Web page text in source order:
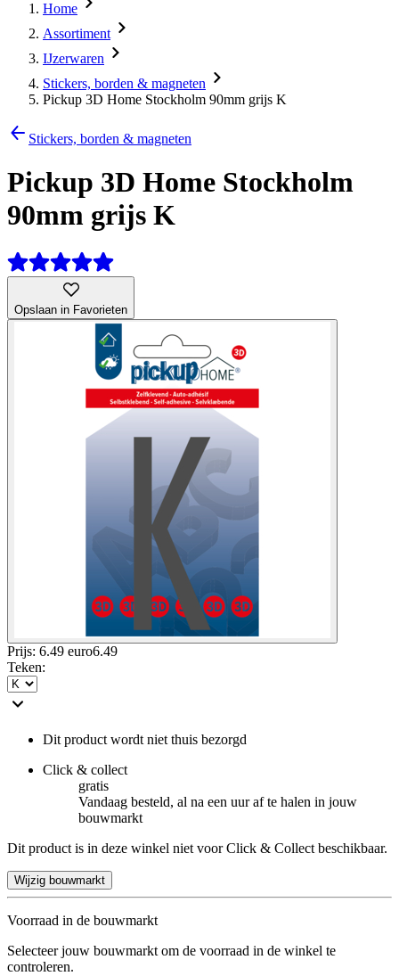
Home
Assortiment
IJzerwaren
Stickers, borden & magneten
Pickup 3D Home Stockholm 90mm grijs K
Stickers, borden & magneten
Pickup 3D Home Stockholm
90mm grijs K
Opslaan in Favorieten
Prijs: 6.49 euro6.49
Teken:
Dit product wordt niet thuis bezorgd
Click & collect
gratis
Vandaag besteld, al na een uur af te halen in jouw
bouwmarkt
Dit product is in deze winkel niet voor Click & Collect beschikbaar.
Wijzig bouwmarkt
Voorraad in de bouwmarkt
Selecteer jouw bouwmarkt om de voorraad in de winkel te
controleren.